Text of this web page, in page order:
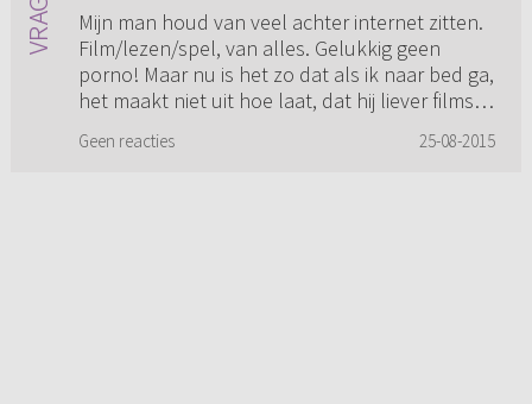
Mijn man houd van veel achter internet zitten.
Film/lezen/spel, van alles. Gelukkig geen
porno! Maar nu is het zo dat als ik naar bed ga,
het maakt niet uit hoe laat, dat hij liever films
Geen reacties 25-08-2015